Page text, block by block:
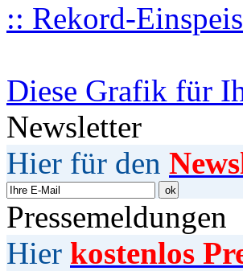
:: Rekord-
Diese Grafik für
Newsletter
Hier für den
Pressemeldungen
Hier kostenlos